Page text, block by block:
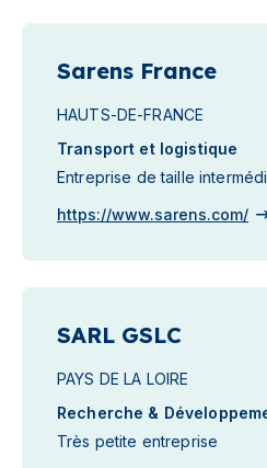
Sarens France
HAUTS-DE-FRANCE
Transport et logistique
Entreprise de taille
https://www.sarens.com/
SARL GSLC
PAYS DE LA LOIRE
Recherche &
Très petite entreprise